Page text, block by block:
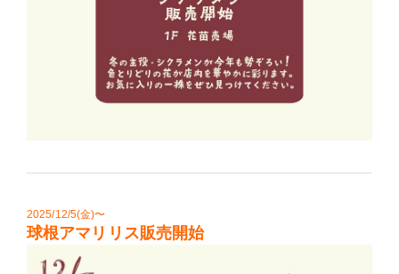
2025/12/5(金)〜
球根アマリリス販売開始